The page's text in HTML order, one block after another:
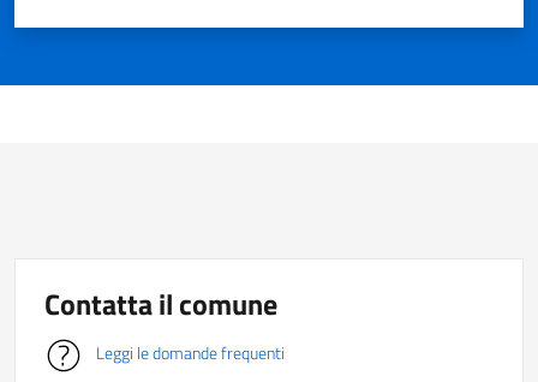
Contatta il comune
Leggi le domande frequenti